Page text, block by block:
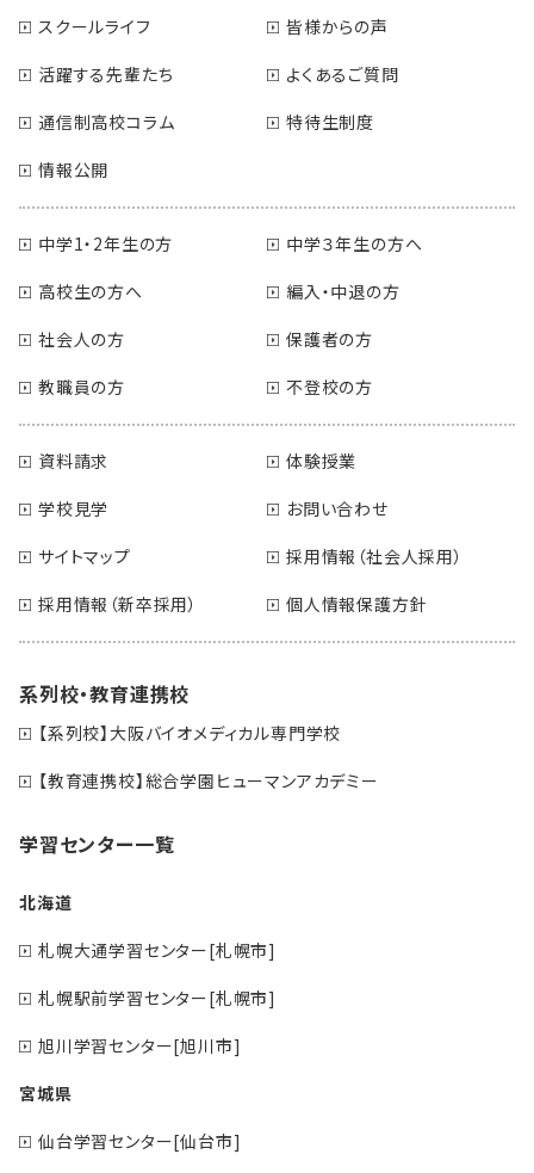
スクールライフ
皆様からの声
活躍する先輩たち
よくあるご質問
通信制高校コラム
特待生制度
情報公開
中学1・2年生の方
中学３年生の方へ
高校生の方へ
編入・中退の方
社会人の方
保護者の方
教職員の方
不登校の方
資料請求
体験授業
学校見学
お問い合わせ
サイトマップ
採用情報（社会人採用）
採用情報（新卒採用）
個人情報保護方針
系列校・教育連携校
【系列校】大阪バイオメディカル専門学校
【教育連携校】総合学園ヒューマンアカデミー
学習センター一覧
北海道
札幌大通学習センター[札幌市]
札幌駅前学習センター[札幌市]
旭川学習センター[旭川市]
宮城県
仙台学習センター[仙台市]